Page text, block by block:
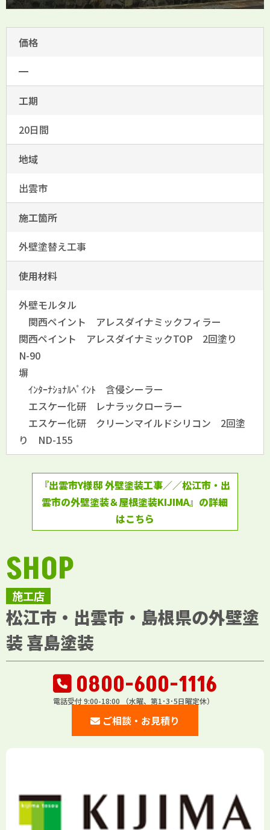
価格
━
工期
20日間
地域
出雲市
施工箇所
外壁塗替え工事
使用材料
外壁モルタル
関西ペイント アレスダイナミックフィラー
関西ペイント アレスダイナミックTOP 2回塗り
N-90
塀
ｲﾝﾀｰﾅｼｮﾅﾙﾍﾟｲﾝﾄ 含侵シーラー
エスケー化研 レナラックローラー
エスケー化研 クリーンマイルドシリコン 2回塗
り ND-155
『出雲市Y様邸 外壁塗装工事／／松江市・出
雲市の外壁塗装＆屋根塗装KIJIMA』の詳細
はこちら
施工店
SHOP
松江市・出雲市・島根県の外壁塗
装 喜島塗装
0800-600-1116
電話受付 9:00-18:00 （水曜、第1･3･5日曜定休）
ご相談・お見積り